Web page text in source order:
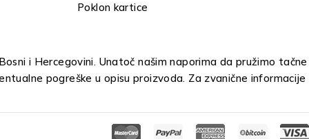
Poklon kartice
i Hercegovini. Unatoč našim naporima da pružimo tačne
pogreške u opisu proizvoda. Za zvanične informacije